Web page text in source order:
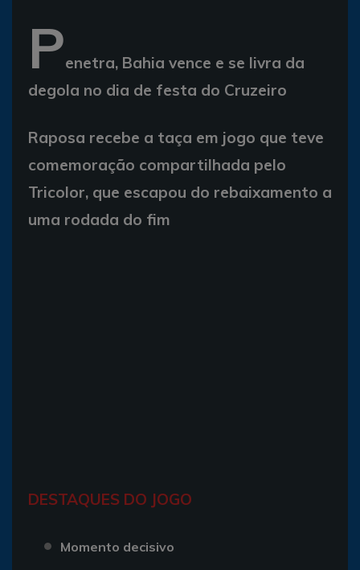
Penetra, Bahia vence e se livra da
degola no dia de festa do Cruzeiro
Raposa recebe a taça em jogo que teve
comemoração compartilhada pelo
Tricolor, que escapou do rebaixamento a
uma rodada do fim
DESTAQUES DO JOGO
Momento decisivo